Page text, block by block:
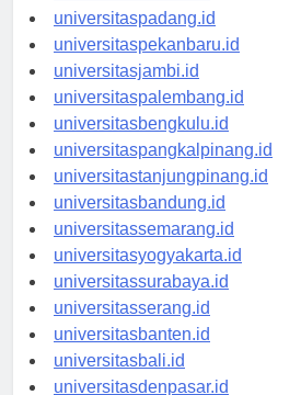
universitasmedan.id
universitaspadang.id
universitaspekanbaru.id
universitasjambi.id
universitaspalembang.id
universitasbengkulu.id
universitaspangkalpinang.id
universitastanjungpinang.id
universitasbandung.id
universitassemarang.id
universitasyogyakarta.id
universitassurabaya.id
universitasserang.id
universitasbanten.id
universitasbali.id